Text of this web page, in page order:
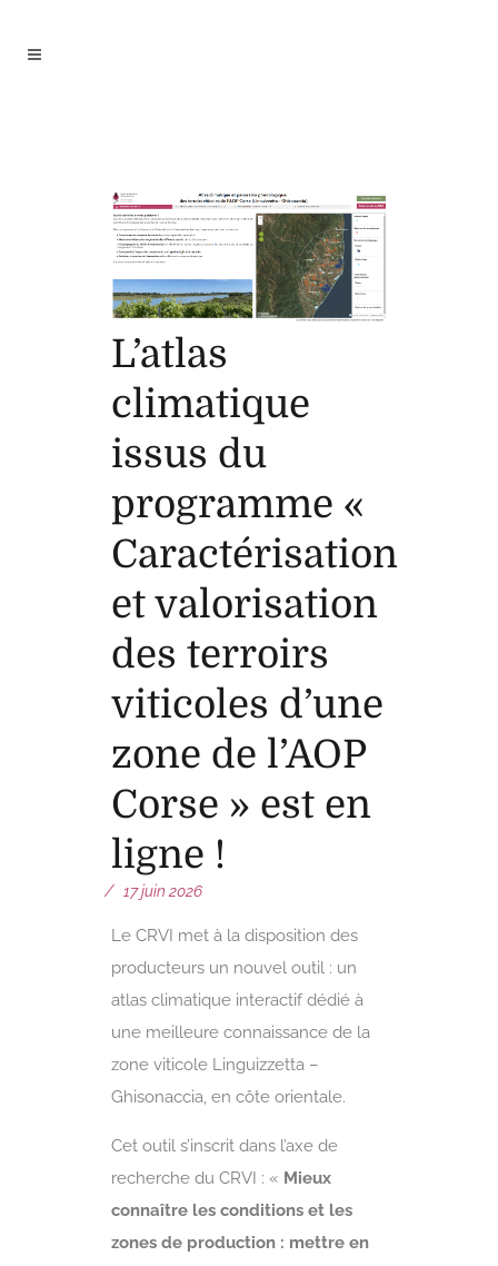
L’atlas
climatique
issus du
programme «
Caractérisation
et valorisation
des terroirs
viticoles d’une
zone de l’AOP
Corse » est en
ligne !
17 juin 2026
Le CRVI met à la disposition des
producteurs un nouvel outil : un
atlas climatique interactif dédié à
une meilleure connaissance de la
zone viticole Linguizzetta –
Ghisonaccia, en côte orientale.
Cet outil s’inscrit dans l’axe de
recherche du CRVI : « Mieux
connaître les conditions et les
zones de production : mettre en